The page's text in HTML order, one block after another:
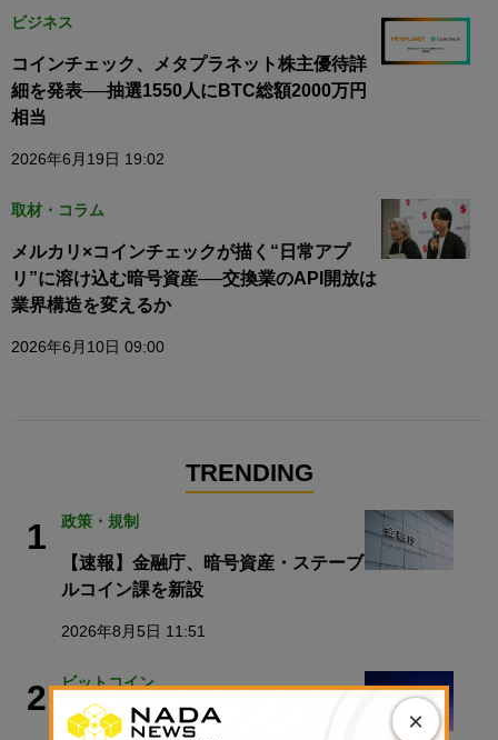
ビジネス
コインチェック、メタプラネット株主優待詳
細を発表──抽選1550人にBTC総額2000万円
相当
2026年6月19日 19:02
取材・コラム
メルカリ×コインチェックが描く“日常アプ
リ”に溶け込む暗号資産──交換業のAPI開放は
業界構造を変えるか
2026年6月10日 09:00
TRENDING
1 政策・規制
【速報】金融庁、暗号資産・ステーブ
ルコイン課を新設
2026年8月5日 11:51
2 ビットコイン
4万3000BTC保有のメタプラネット
×